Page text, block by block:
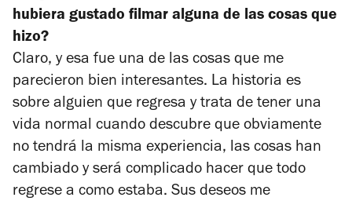
hubiera gustado filmar alguna de las cosas que
hizo?
Claro, y esa fue una de las cosas que me
parecieron bien interesantes. La historia es
sobre alguien que regresa y trata de tener una
vida normal cuando descubre que obviamente
no tendrá la misma experiencia, las cosas han
cambiado y será complicado hacer que todo
regrese a como estaba. Sus deseos me